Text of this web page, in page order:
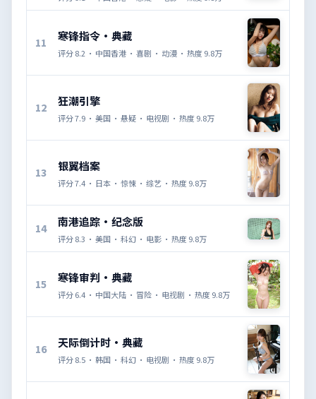
11 寒锋指令·典藏
评分8.2 · 中国香港 · 喜剧 · 动漫 · 热度9.8万
12 狂潮引擎
评分7.9 · 美国 · 悬疑 · 电视剧 · 热度9.8万
13 银翼档案
评分7.4 · 日本 · 惊悚 · 综艺 · 热度9.8万
14 南港追踪·纪念版
评分8.3 · 美国 · 科幻 · 电影 · 热度9.8万
15 寒锋审判·典藏
评分6.4 · 中国大陆 · 冒险 · 电视剧 · 热度9.8万
16 天际倒计时·典藏
评分8.5 · 韩国 · 科幻 · 电视剧 · 热度9.8万